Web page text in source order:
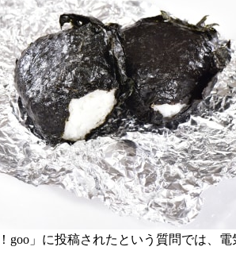
goo」に投稿されたという質問では、